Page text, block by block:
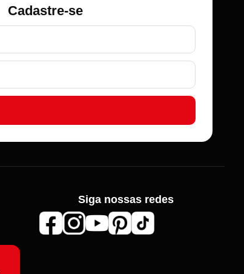
Roma Aviamentos
Cadastre-se
Siga nossas redes